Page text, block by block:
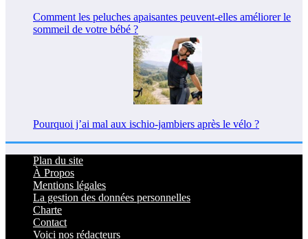
Comment les peluches apaisantes peuvent-elles améliorer le
sommeil de votre bébé ?
Pourquoi j’ai mal aux ischio-jambiers après le vélo ?
Plan du site
À Propos
Mentions légales
La gestion des données personnelles
Charte
Contact
Voici nos rédacteurs